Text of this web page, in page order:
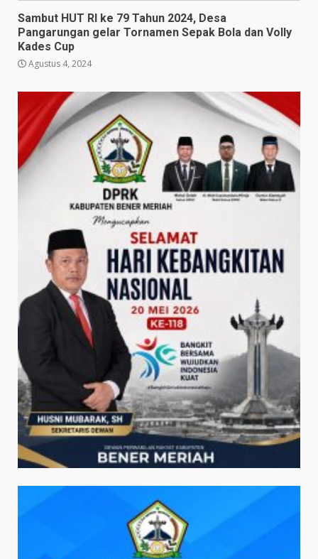
Sambut HUT RI ke 79 Tahun 2024, Desa
Pangarungan gelar Tornamen Sepak Bola dan Volly
Kades Cup
Agustus 4, 2024